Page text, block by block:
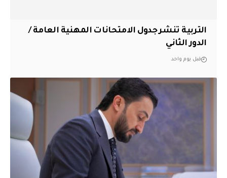
التربية تنشر جدول الامتحانات المهنية العامة /
الدور الثاني
قبل يوم واحد